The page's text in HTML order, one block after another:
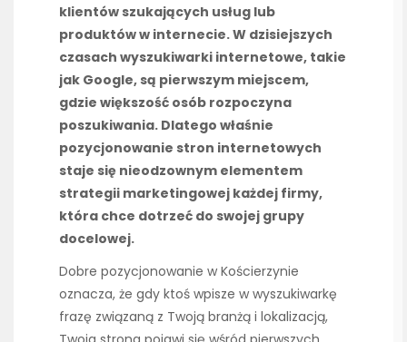
klientów szukających usług lub
produktów w internecie. W dzisiejszych
czasach wyszukiwarki internetowe, takie
jak Google, są pierwszym miejscem,
gdzie większość osób rozpoczyna
poszukiwania. Dlatego właśnie
pozycjonowanie stron internetowych
staje się nieodzownym elementem
strategii marketingowej każdej firmy,
która chce dotrzeć do swojej grupy
docelowej.
Dobre pozycjonowanie w Kościerzynie
oznacza, że gdy ktoś wpisze w wyszukiwarkę
frazę związaną z Twoją branżą i lokalizacją,